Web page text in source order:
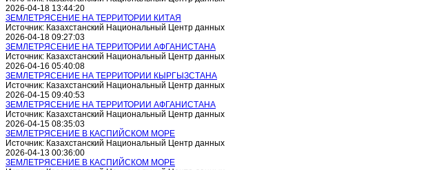
2026-04-18 13:44:20
ЗЕМЛЕТРЯСЕНИЕ НА ТЕРРИТОРИИ КИТАЯ
Источник: Казахстанский Национальный Центр данных
2026-04-18 09:27:03
ЗЕМЛЕТРЯСЕНИЕ НА ТЕРРИТОРИИ АФГАНИСТАНА
Источник: Казахстанский Национальный Центр данных
2026-04-16 05:40:08
ЗЕМЛЕТРЯСЕНИЕ НА ТЕРРИТОРИИ КЫРГЫЗСТАНА
Источник: Казахстанский Национальный Центр данных
2026-04-15 09:40:53
ЗЕМЛЕТРЯСЕНИЕ НА ТЕРРИТОРИИ АФГАНИСТАНА
Источник: Казахстанский Национальный Центр данных
2026-04-15 08:35:03
ЗЕМЛЕТРЯСЕНИЕ В КАСПИЙСКОМ МОРЕ
Источник: Казахстанский Национальный Центр данных
2026-04-13 00:36:00
ЗЕМЛЕТРЯСЕНИЕ В КАСПИЙСКОМ МОРЕ